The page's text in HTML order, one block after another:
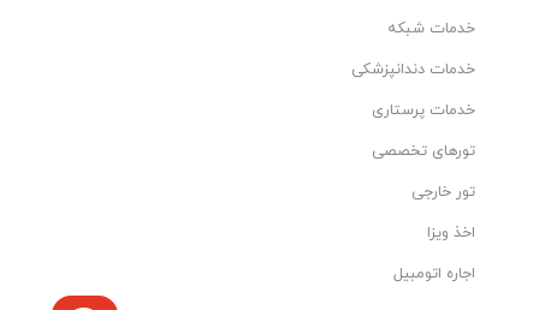
خدمات شبکه
خدمات دندانپزشکی
خدمات پرستاری
تورهای تخصصی
تور خارجی
اخذ ویزا
اجاره اتومبیل